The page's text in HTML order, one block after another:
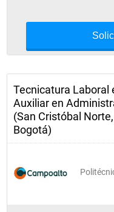
Tecnicatura Laboral
Auxiliar en
(San Cristóbal
Bogotá)